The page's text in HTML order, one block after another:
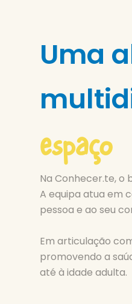
Uma
espaço
Na Conhecer.te,
A equipa atua em
pessoa e ao seu
Em articulação
promovendo a
até à idade adulta.